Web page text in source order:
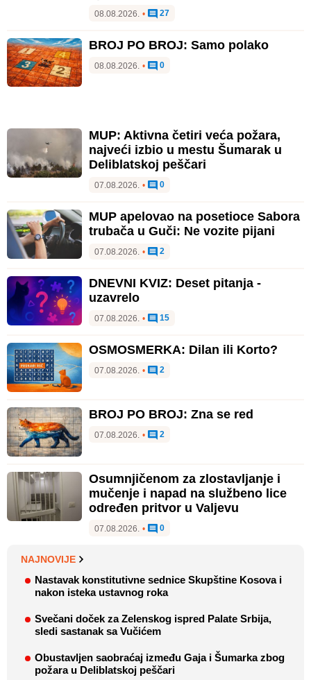
08.08.2026. • 27
BROJ PO BROJ: Samo polako
08.08.2026. • 0
MUP: Aktivna četiri veća požara,
najveći izbio u mestu Šumarak u
Deliblatskoj peščari
07.08.2026. • 0
MUP apelovao na posetioce Sabora
trubača u Guči: Ne vozite pijani
07.08.2026. • 2
DNEVNI KVIZ: Deset pitanja -
uzavrelo
07.08.2026. • 15
OSMOSMERKA: Dilan ili Korto?
07.08.2026. • 2
BROJ PO BROJ: Zna se red
07.08.2026. • 2
Osumnjičenom za zlostavljanje i
mučenje i napad na službeno lice
određen pritvor u Valjevu
07.08.2026. • 0
NAJNOVIJE
Nastavak konstitutivne sednice Skupštine Kosova i
nakon isteka ustavnog roka
Svečani doček za Zelenskog ispred Palate Srbija,
sledi sastanak sa Vučićem
Obustavljen saobraćaj između Gaja i Šumarka zbog
požara u Deliblatskoj peščari